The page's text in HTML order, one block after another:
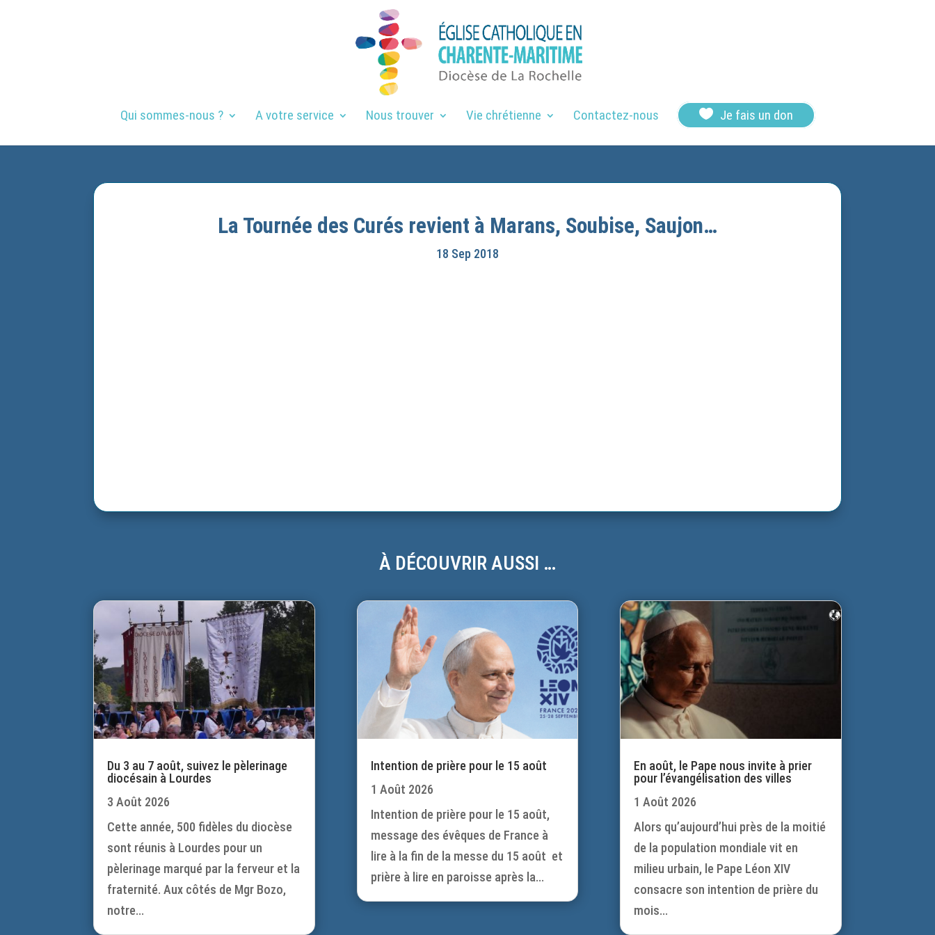
Qui sommes-nous ? A votre service Nous trouver Vie chrétienne Contactez-nous  Je fais un don
La Tournée des Curés revient à Marans, Soubise, Saujon…
18 Sep 2018
À DÉCOUVRIR AUSSI …
Du 3 au 7 août, suivez le pèlerinage
diocésain à Lourdes
3 Août 2026
Cette année, 500 fidèles du diocèse
sont réunis à Lourdes pour un
pèlerinage marqué par la ferveur et la
fraternité. Aux côtés de Mgr Bozo,
notre...
Intention de prière pour le 15 août
1 Août 2026
Intention de prière pour le 15 août,
message des évêques de France à
lire à la fin de la messe du 15 août et
prière à lire en paroisse après la...
En août, le Pape nous invite à prier
pour l’évangélisation des villes
1 Août 2026
Alors qu’aujourd’hui près de la moitié
de la population mondiale vit en
milieu urbain, le Pape Léon XIV
consacre son intention de prière du
mois...